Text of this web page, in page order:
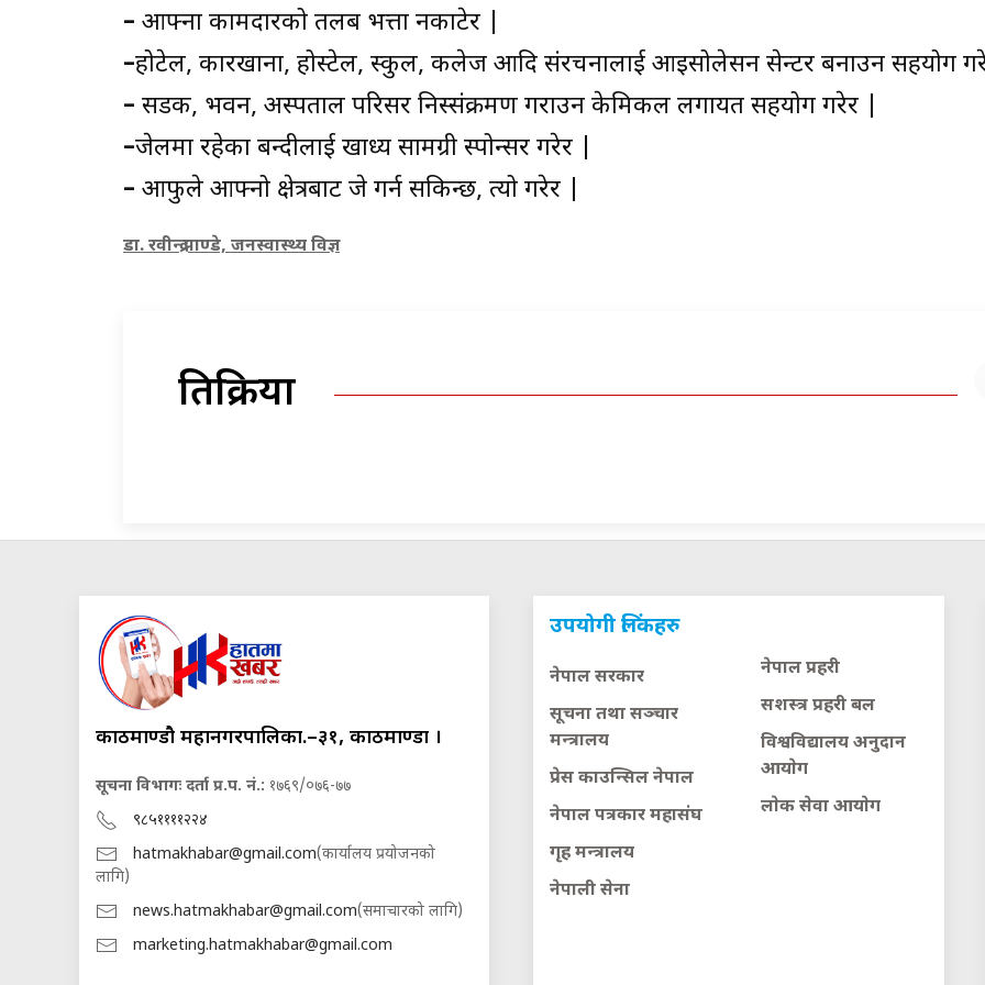
– आफ्ना कामदारको तलब भत्ता नकाटेर |
–होटेल, कारखाना, होस्टेल, स्कुल, कलेज आदि संरचनालाई आइसोलेसन सेन्टर बनाउन सहयोग
– सडक, भवन, अस्पताल परिसर निस्संक्रमण गराउन केमिकल लगायत सहयोग गरेर |
–जेलमा रहेका बन्दीलाई खाध्य सामग्री स्पोन्सर गरेर |
– आफुले आफ्नो क्षेत्रबाट जे गर्न सकिन्छ, त्यो गरेर |
डा. रवीन्द्र पाण्डे, जनस्वास्थ्य विज्ञ
प्रतिक्रिया
काठमाण्डौ महानगरपालिका.–३१, काठमाण्डौं ।
सूचना विभागः दर्ता प्र.प. नं.: १७६९/०७६-७७
९८५११११२२४
hatmakhabar@gmail.com(कार्यालय प्रयोजनको
लागि)
news.hatmakhabar@gmail.com(समाचारको लागि)
marketing.hatmakhabar@gmail.com
उपयोगी लिंकहरु
नेपाल सरकार
सूचना तथा सञ्चार
मन्त्रालय
प्रेस काउन्सिल नेपाल
नेपाल पत्रकार महासंघ
गृह मन्त्रालय
नेपाली सेना
नेपाल प्रहरी
सशस्त्र प्रहरी बल
विश्वविद्यालय अनुदान
आयाेग
लाेक सेवा आयाेग